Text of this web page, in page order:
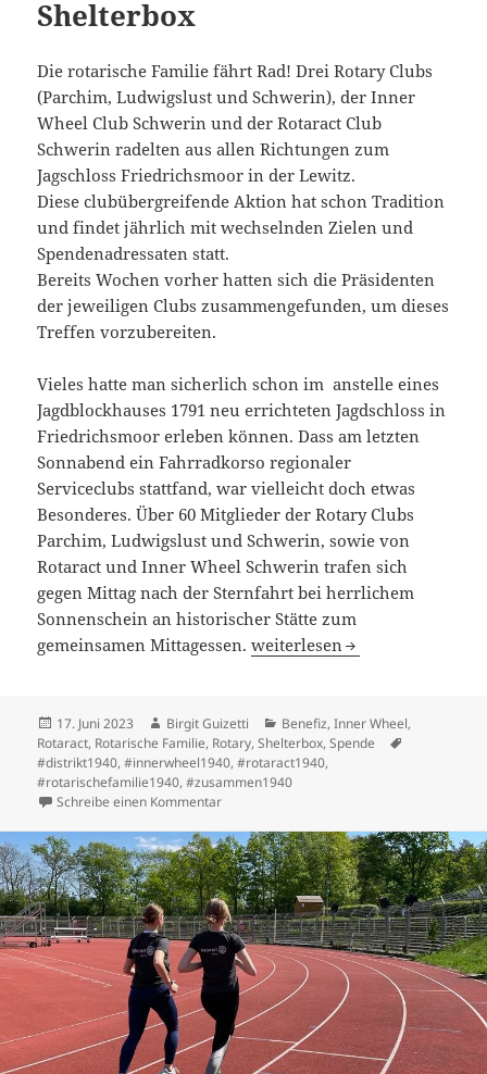
Shelterbox
Die rotarische Familie fährt Rad! Drei Rotary Clubs
(Parchim, Ludwigslust und Schwerin), der Inner
Wheel Club Schwerin und der Rotaract Club
Schwerin radelten aus allen Richtungen zum
Jagschloss Friedrichsmoor in der Lewitz.
Diese clubübergreifende Aktion hat schon Tradition
und findet jährlich mit wechselnden Zielen und
Spendenadressaten statt.
Bereits Wochen vorher hatten sich die Präsidenten
der jeweiligen Clubs zusammengefunden, um dieses
Treffen vorzubereiten.
Vieles hatte man sicherlich schon im anstelle eines
Jagdblockhauses 1791 neu errichteten Jagdschloss in
Friedrichsmoor erleben können. Dass am letzten
Sonnabend ein Fahrradkorso regionaler
Serviceclubs stattfand, war vielleicht doch etwas
Besonderes. Über 60 Mitglieder der Rotary Clubs
Parchim, Ludwigslust und Schwerin, sowie von
Rotaract und Inner Wheel Schwerin trafen sich
gegen Mittag nach der Sternfahrt bei herrlichem
Sonnenschein an historischer Stätte zum
gemeinsamen Mittagessen.Fünf Clubs machen
weiterlesen
Veröffentlicht
am
17. Juni 2023 Autor
Birgit Guizetti Kategorien
Benefiz,Inner Wheel,
Rotaract, Rotarische Familie, Rotary,Shelterbox,Spende
#distrikt1940,#innerwheel1940,#rotaract1940,
#rotarischefamilie1940,#zusammen1940
Schreibe einen Kommentarzu Fünf Clubs machen Fahrradkorso für